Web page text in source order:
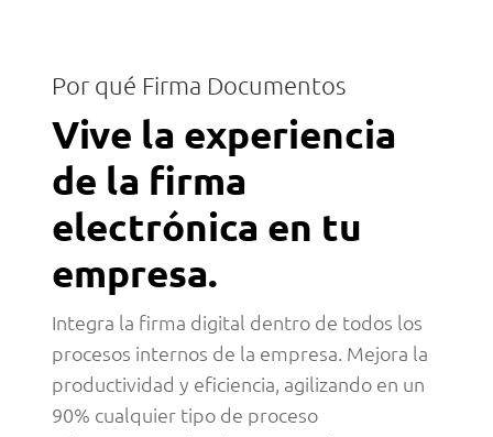
Por qué Firma Documentos
Vive la experiencia
de la firma
electrónica en tu
empresa.
Integra la firma digital dentro de todos los
procesos internos de la empresa. Mejora la
productividad y eficiencia, agilizando en un
90% cualquier tipo de proceso